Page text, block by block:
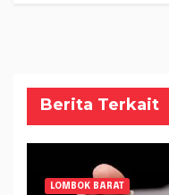
Berita Terkait
LOMBOK BARAT